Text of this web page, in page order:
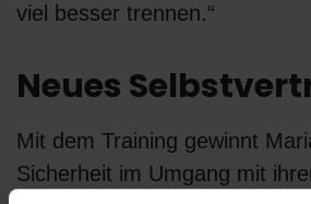
viel besser trennen.“
Neues
Mit dem Training gewinnt
Sicherheit im Umgang mit